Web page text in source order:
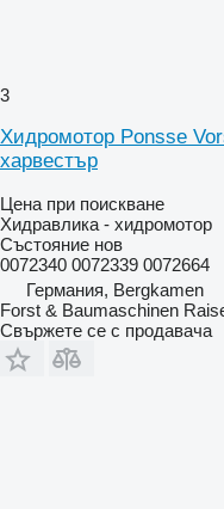
3
Хидромотор Ponsse
харвестър
Цена при поискване
Хидравлика - хидромотор
Състояние нов
0072340 0072339 0072664
Германия, Bergkamen
Forst & Baumaschinen
Свържете се с продавача